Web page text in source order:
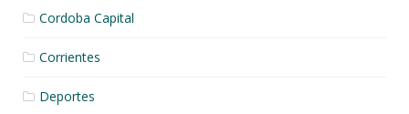
Cordoba Capital
Corrientes
Deportes